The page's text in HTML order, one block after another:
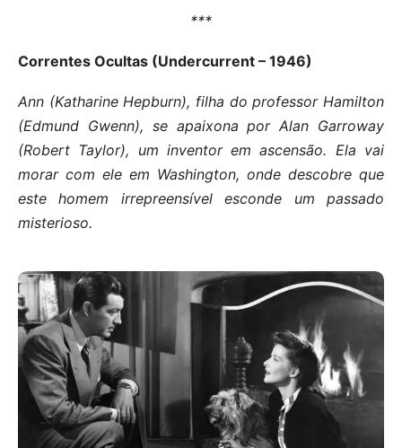
***
Correntes Ocultas (Undercurrent – 1946)
Ann (Katharine Hepburn), filha do professor Hamilton
(Edmund Gwenn), se apaixona por Alan Garroway
(Robert Taylor), um inventor em ascensão. Ela vai
morar com ele em Washington, onde descobre que
este homem irrepreensível esconde um passado
misterioso.